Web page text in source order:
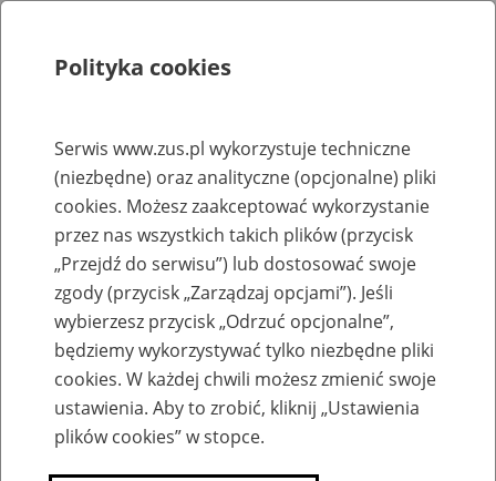
Rejestry, ewidencje i archiwa
Baza zlikwidowanych lub
przekształconych zakładów pracy
Nazwa zakładu pracy:
SZUKAJ
Polityka cookies
Serwis www.zus.pl wykorzystuje techniczne
(niezbędne) oraz analityczne (opcjonalne) pliki
cookies. Możesz zaakceptować wykorzystanie
przez nas wszystkich takich plików (przycisk
„Przejdź do serwisu”) lub dostosować swoje
zgody (przycisk „Zarządzaj opcjami”). Jeśli
wybierzesz przycisk „Odrzuć opcjonalne”,
będziemy wykorzystywać tylko niezbędne pliki
cookies. W każdej chwili możesz zmienić swoje
ustawienia. Aby to zrobić, kliknij „Ustawienia
plików cookies” w stopce.